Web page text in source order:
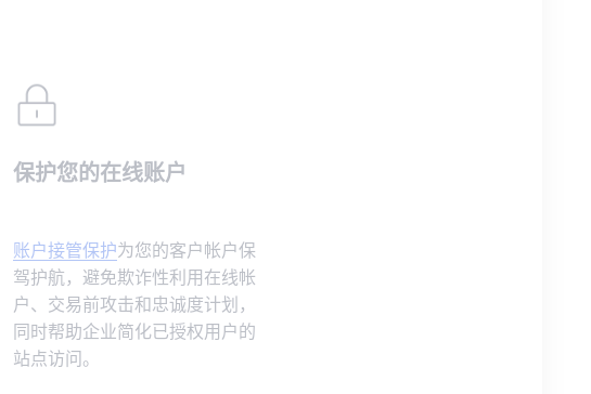
保护您的在线账户
账户接管保护为您的客户帐户保
驾护航，避免欺诈性利用在线帐
户、交易前攻击和忠诚度计划，
同时帮助企业简化已授权用户的
站点访问。